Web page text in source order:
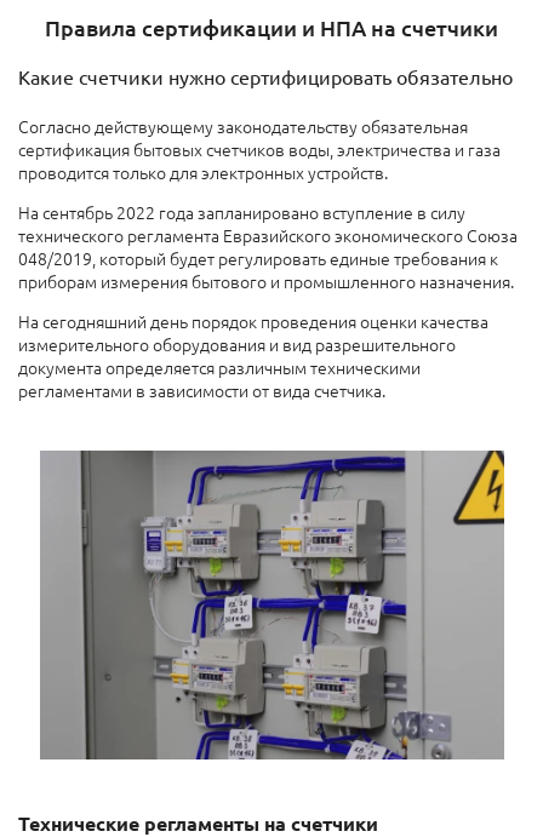
Правила сертификации и НПА на счетчики
Какие счетчики нужно сертифицировать обязательно
Согласно действующему законодательству обязательная
сертификация бытовых счетчиков воды, электричества и газа
проводится только для электронных устройств.
На сентябрь 2022 года запланировано вступление в силу
технического регламента Евразийского экономического Союза
048/2019, который будет регулировать единые требования к
приборам измерения бытового и промышленного назначения.
На сегодняшний день порядок проведения оценки качества
измерительного оборудования и вид разрешительного
документа определяется различным техническими
регламентами в зависимости от вида счетчика.
Технические регламенты на счетчики